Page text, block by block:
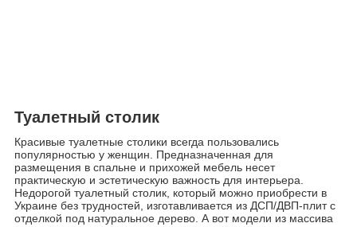
Туалетный столик
Красивые туалетные столики всегда пользовались
популярностью у женщин. Предназначенная для
размещения в спальне и прихожей мебель несет
практическую и эстетическую важность для интерьера.
Недорогой туалетный столик, который можно приобрести в
Украине без трудностей, изготавливается из ДСП/ДВП-плит с
отделкой под натуральное дерево. А вот модели из массива